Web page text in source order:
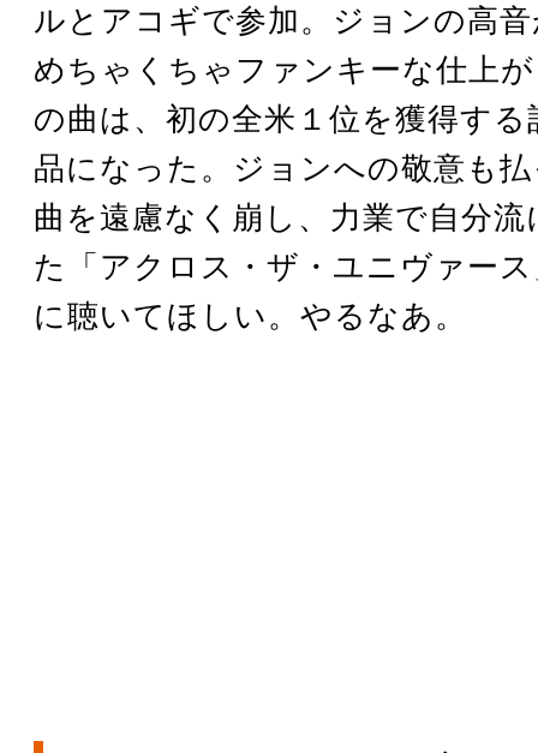
ルとアコギで参加。ジョンの高
めちゃくちゃファンキーな仕上
の曲は、初の全米１位を獲得す
品になった。ジョンへの敬意も
曲を遠慮なく崩し、力業で自分
た「アクロス・ザ・ユニヴァー
に聴いてほしい。やるなあ。